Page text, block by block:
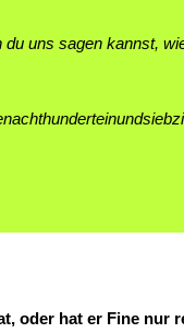
uns sagen kannst,
oder hat er Fine nur